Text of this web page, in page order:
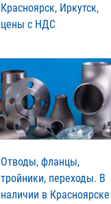
Красноярск, Иркутск,
цены с НДС
Отводы, фланцы,
тройники, переходы. В
наличии в Красноярске